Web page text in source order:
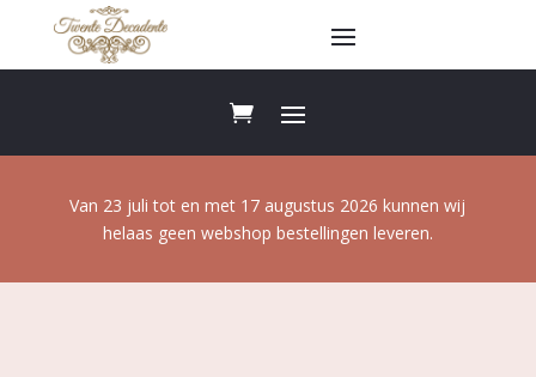
Van 23 juli tot en met 17 augustus 2026 kunnen wij
helaas geen webshop bestellingen leveren.